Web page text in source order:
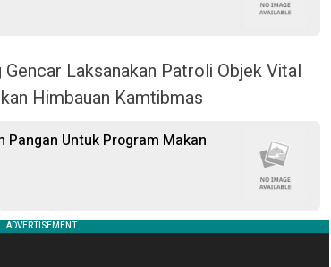
Laksanakan Patroli Objek Vital
Himbauan Kamtibmas
Pangan Untuk Program Makan